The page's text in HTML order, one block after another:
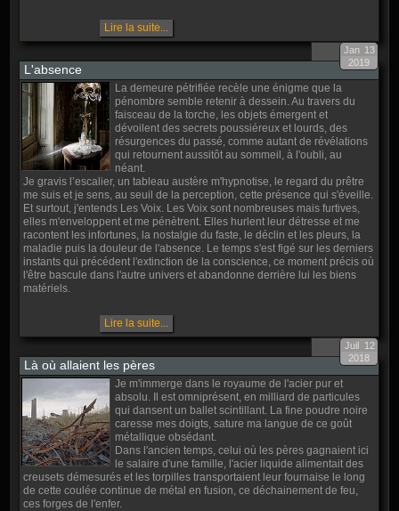
Lire la suite...
L'absence
13
Jan
2019
La demeure pétrifiée recèle une énigme que la
pénombre semble retenir à dessein. Au travers du
faisceau de la torche, les objets émergent et
dévoilent des secrets poussiéreux et lourds, des
résurgences du passé, comme autant de révélations
qui retournent aussitôt au sommeil, à l'oubli, au
néant.
Je gravis l’escalier, un tableau austère m'hypnotise, le regard du prêtre
me suis et je sens, au seuil de la perception, cette présence qui s'éveille.
Et surtout, j'entends Les Voix. Les Voix sont nombreuses mais furtives,
elles m'enveloppent et me pénètrent. Elles hurlent leur détresse et me
racontent les infortunes, la nostalgie du faste, le déclin et les pleurs, la
maladie puis la douleur de l'absence. Le temps s'est figé sur les derniers
instants qui précédent l'extinction de la conscience, ce moment précis où
l'être bascule dans l'autre univers et abandonne derrière lui les biens
matériels.
Lire la suite...
Là où allaient les pères
12
Juil
2018
Je m'immerge dans le royaume de l'acier pur et
absolu. Il est omniprésent, en milliard de particules
qui dansent un ballet scintillant. La fine poudre noire
caresse mes doigts, sature ma langue de ce goût
métallique obsédant.
Dans l'ancien temps, celui où les pères gagnaient ici
le salaire d'une famille, l'acier liquide alimentait des
creusets démesurés et les torpilles transportaient leur fournaise le long
de cette coulée continue de métal en fusion, ce déchainement de feu,
ces forges de l'enfer.